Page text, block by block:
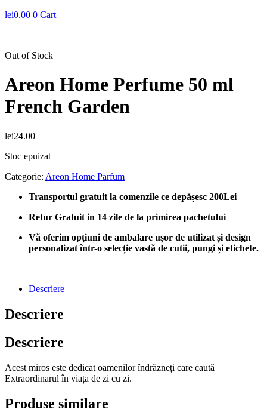
lei0.00 0 Cart
Out of Stock
Areon Home Perfume 50 ml
French Garden
lei24.00
Stoc epuizat
Categorie: Areon Home Parfum
Transportul gratuit la comenzile ce depășesc 200Lei
Retur Gratuit in 14 zile de la primirea pachetului
Vă oferim opțiuni de ambalare ușor de utilizat și design
personalizat într-o selecție vastă de cutii, pungi și etichete.
Descriere
Descriere
Descriere
Acest miros este dedicat oamenilor îndrăzneți care caută
Extraordinarul în viața de zi cu zi.
Produse similare